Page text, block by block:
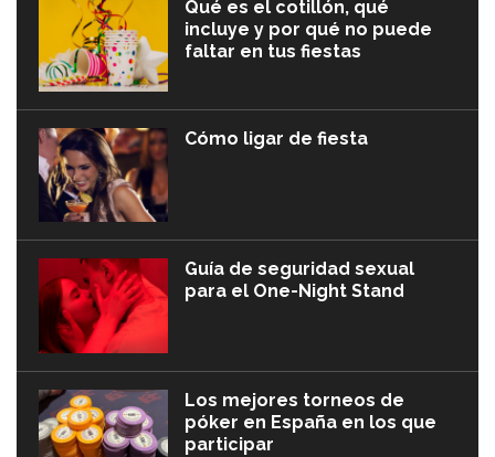
Qué es el cotillón, qué
incluye y por qué no puede
faltar en tus fiestas
Cómo ligar de fiesta
Guía de seguridad sexual
para el One-Night Stand
Los mejores torneos de
póker en España en los que
participar